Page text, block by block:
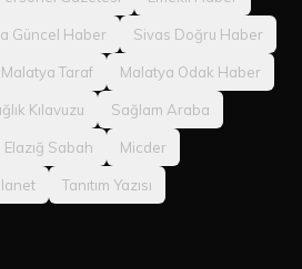
Güncel Haber Sivas Doğru Haber
Malatya Taraf Malatya Odak Haber
Kılavuzu Sağlam Araba
Elazığ Sabah Micder
Tanıtım Yazısı